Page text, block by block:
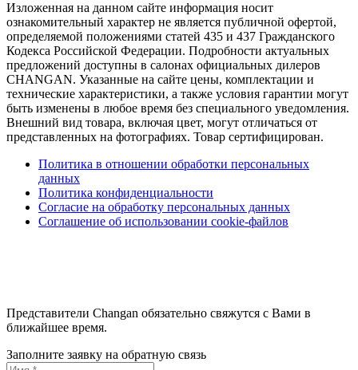
Изложенная на данном сайте информация носит
ознакомительный характер не является публичной офертой,
определяемой положениями статей 435 и 437 Гражданского
Кодекса Российской Федерации. Подробности актуальных
предложений доступны в салонах официальных дилеров
CHANGAN. Указанные на сайте цены, комплектации и
технические характеристики, а также условия гарантии могут
быть изменены в любое время без специального уведомления.
Внешний вид товара, включая цвет, могут отличаться от
представленных на фотографиях. Товар сертифицирован.
Политика в отношении обработки персональных
данных
Политика конфиденциальности
Согласие на обработку персональных данных
Соглашение об использовании cookie-файлов
Представители Changan обязательно свяжутся с Вами в
ближайшее время.
Заполните заявку на обратную связь